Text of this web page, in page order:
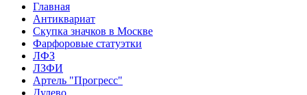
Главная
Антиквариат
Скупка значков в Москве
Фарфоровые статуэтки
ЛФЗ
ЛЗФИ
Артель "Прогресс"